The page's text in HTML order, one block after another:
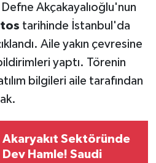
Akçakayalıoğlu'nun
tarihinde İstanbul'da
Aile yakın çevresine
yaptı. Törenin
bilgileri aile tarafından
Akaryakıt Sektöründe
Dev Hamle! Saudi